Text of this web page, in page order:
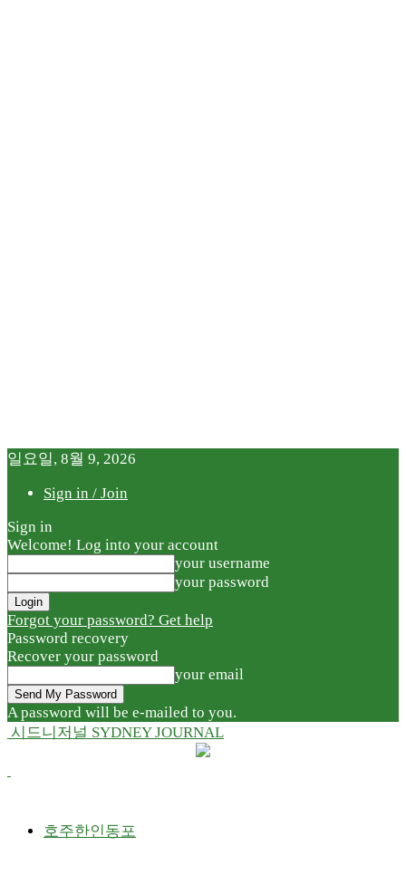
일요일, 8월 9, 2026
Sign in / Join
Sign in
Welcome! Log into your account
your username
your password
Forgot your password? Get help
Password recovery
Recover your password
your email
A password will be e-mailed to you.
시드니저널 SYDNEY JOURNAL
호주한인동포